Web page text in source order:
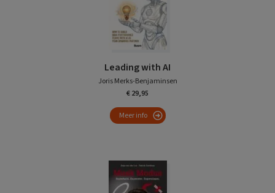
Leading with AI
Joris Merks-Benjaminsen
€ 29,95
Meer info